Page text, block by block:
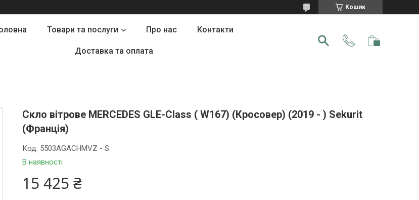
Кошик
Товари та послуги Про нас Контакти
Доставка та оплата
Скло вітрове MERCEDES GLE-Class ( W167) (Кросовер) (2019 - ) Sekurit
(Франція)
В наявності
Код: 5503AGACHMVZ - S
15 425 ₴